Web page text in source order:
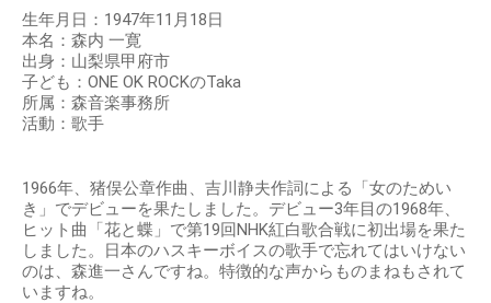
生年月日：1947年11月18日
本名：森内 一寛
出身：山梨県甲府市
子ども：ONE OK ROCKのTaka
所属：森音楽事務所
活動：歌手
1966年、猪俣公章作曲、吉川静夫作詞による「女のためい
き」でデビューを果たしました。デビュー3年目の1968年、
ヒット曲「花と蝶」で第19回NHK紅白歌合戦に初出場を果た
しました。日本のハスキーボイスの歌手で忘れてはいけない
のは、森進一さんですね。特徴的な声からものまねもされて
いますね。